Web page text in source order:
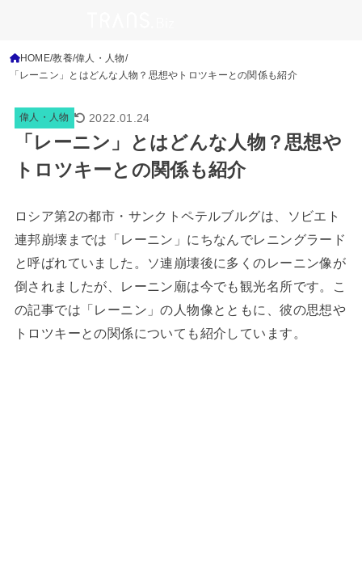
HOME 教養 偉人・人物
「レーニン」とはどんな人物？思想やトロツキーとの関係も紹介
偉人・人物 2022.01.24
「レーニン」とはどんな人物？思想や
トロツキーとの関係も紹介
ロシア第2の都市・サンクトペテルブルグは、ソビエト
連邦崩壊までは「レーニン」にちなんでレニングラード
と呼ばれていました。ソ連崩壊後に多くのレーニン像が
倒されましたが、レーニン廟は今でも観光名所です。こ
の記事では「レーニン」の人物像とともに、彼の思想や
トロツキーとの関係についても紹介しています。